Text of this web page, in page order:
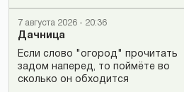
7 августа 2026 - 20:36
Дачница
Если слово "огород" прочитать
задом наперед, то поймёте во
сколько он обходится